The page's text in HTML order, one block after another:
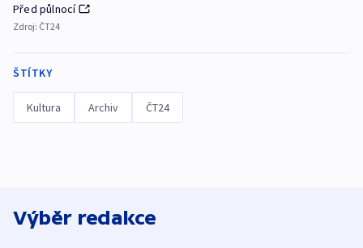
Před půlnocí
Zdroj: ČT24
ŠTÍTKY
Kultura Archiv ČT24
Výběr redakce